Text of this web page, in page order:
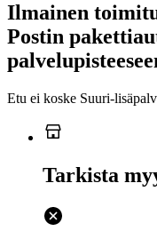
Ilmainen
Postin
Etu ei koske
Tarkista